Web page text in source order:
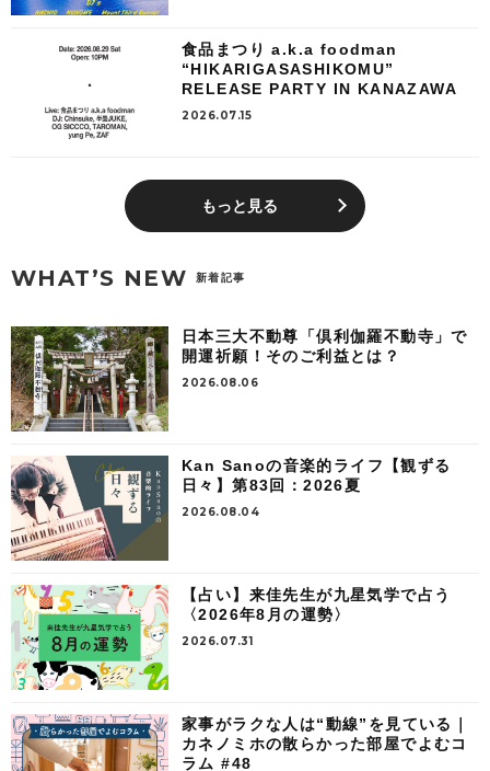
食品まつり a.k.a foodman
“HIKARIGASASHIKOMU”
RELEASE PARTY IN KANAZAWA
2026.07.15
もっと見る
WHAT’S NEW 新着記事
日本三大不動尊「倶利伽羅不動寺」で
開運祈願！そのご利益とは？
2026.08.06
Kan Sanoの音楽的ライフ【観ずる
日々】第83回：2026夏
2026.08.04
【占い】来佳先生が九星気学で占う
〈2026年8月の運勢〉
2026.07.31
家事がラクな人は“動線”を見ている｜
カネノミホの散らかった部屋でよむコ
ラム #48